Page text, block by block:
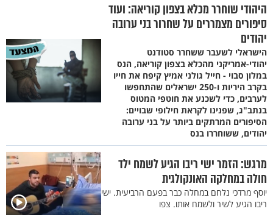
היהודי שוחרר מכלא בצפון קוריאה: ועוד
סיפורים מצמררים על שחרור בני ערובה
יהודים
הישראלי לשעבר ששחרר סטודנט
יהודי-אמריקני מהכלא בצפון קוריאה, הנס
במלון סבוי - חייל גולני אמיץ קיפח את חייו
בקרב היריות ו-250 ישראלים שהתחפשו
לערבים, כדי לשכנע את חוטפי המטוס
בנתב"ג, שפנינו לקראת חילופי שבויים:
הסיפורים המרתקים ביותר על בני ערובה
יהודים, ששוחררו בנס
מרגש: הזמר ישי ריבו הגיע לשמח ילד
חולה במחלקה האונקולגית
יוסף מרדכי נלחם במחלה כבר בפעם הרביעית. ישי
ריבו הגיע לשיר ולשמח אותו. צפו